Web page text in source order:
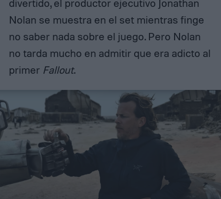
divertido, el productor ejecutivo Jonathan
Nolan se muestra en el set mientras finge
no saber nada sobre el juego. Pero Nolan
no tarda mucho en admitir que era adicto al
primer Fallout.